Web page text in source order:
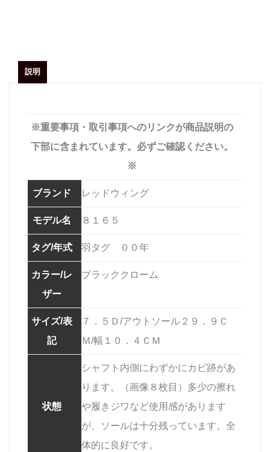
説明
※重要事項・取引事項へのリンクが商品説明の
下部に含まれています。必ずご確認ください。
※
ブランド レッドウィング
モデル名 ８１６５
タグ/年式 羽タグ ００年
カラー/レ
ザー
ブラッククローム
サイズ/表
記
７．５Ｄ/アウトソール２９．９Ｃ
Ｍ/幅１０．４ＣＭ
状態
シャフト内側にわずかにカビ跡があ
ります。（画像８枚目）多少の擦れ
や履きジワなど使用感があります
が、ソールは十分残っています。全
体的に良好です。